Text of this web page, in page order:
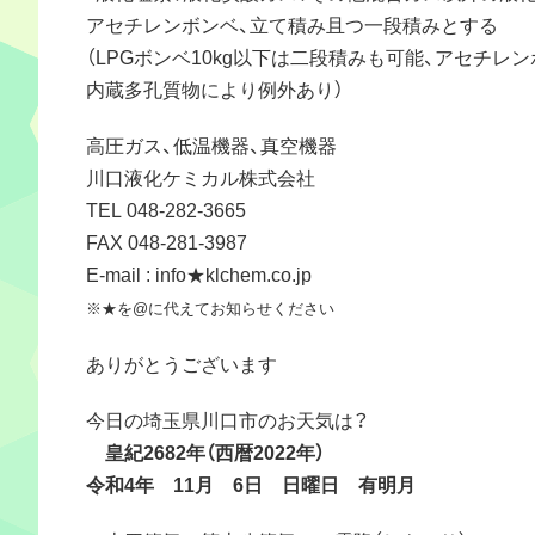
アセチレンボンベ、立て積み且つ一段積みとする
（LPGボンベ10kg以下は二段積みも可能、アセチレ
内蔵多孔質物により例外あり）
高圧ガス、低温機器、真空機器
川口液化ケミカル株式会社
TEL 048-282-3665
FAX 048-281-3987
E-mail : info★klchem.co.jp
※★を@に代えてお知らせください
ありがとうございます
今日の埼玉県川口市のお天気は？
皇紀2682年（西暦2022年）
令和4年 11月 6日 日曜日 有明月